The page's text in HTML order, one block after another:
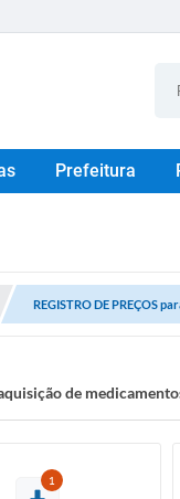
Prefeitura
REGISTRO DE PREÇOS
de
1